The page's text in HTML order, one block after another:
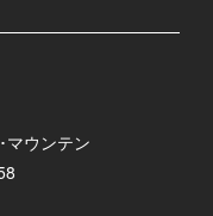
マウンテン